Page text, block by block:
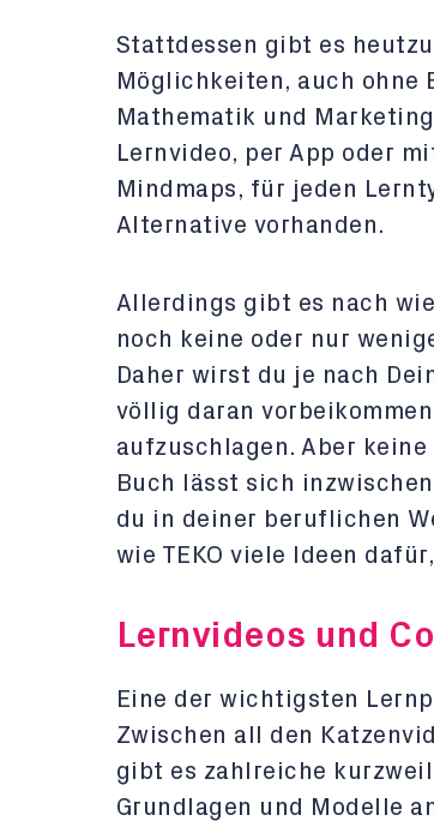
Stattdessen gibt es
Möglichkeiten, auch ohne
Mathematik und
Lernvideo, per App oder
Mindmaps, für jeden
Alternative vorhanden.
Allerdings gibt es nach
noch keine oder nur
Daher wirst du je nach
völlig daran
aufzuschlagen. Aber
Buch lässt sich
du in deiner beruflichen
wie TEKO viele Ideen
Lernvideos und
Eine der wichtigsten
Zwischen all den
gibt es zahlreiche
Grundlagen und Modelle